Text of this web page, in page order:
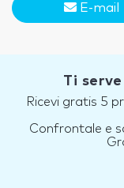
E-mail
Ti
Ricevi gratis 5
Confrontale e